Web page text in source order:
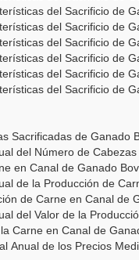
del Sacrificio de
del Sacrificio de
del Sacrificio de
del Sacrificio de
del Sacrificio de
del Sacrificio de
Sacrificadas de Ganado
del Número de
en Canal de Ganado
de la Producción de
de Carne en Canal de
del Valor de la
Carne en Canal de
Anual de los Precios